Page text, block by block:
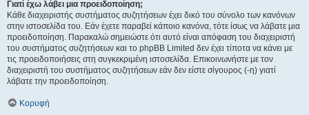
Γιατί έχω λάβει μια προειδοποίηση;
Κάθε διαχειριστής συστήματος συζητήσεων έχει δικό του σύνολο των κανόνων
στην ιστοσελίδα του. Εάν έχετε παραβεί κάποιο κανόνα, τότε ίσως να λάβατε μια
προειδοποίηση. Παρακαλώ σημειώστε ότι αυτό είναι απόφαση του διαχειριστή
του συστήματος συζητήσεων και το phpBB Limited δεν έχει τίποτα να κάνει με
τις προειδοποιήσεις στη συγκεκριμένη ιστοσελίδα. Επικοινωνήστε με τον
διαχειριστή του συστήματος συζητήσεων εάν δεν είστε σίγουρος (-η) γιατί
λάβατε την προειδοποίηση.
Κορυφή